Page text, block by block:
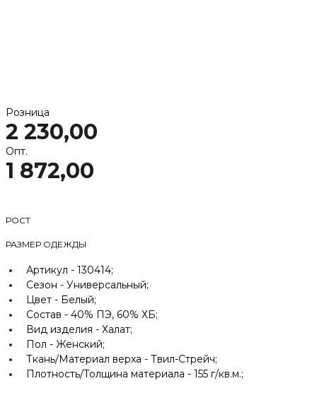
Розница
2 230,00
Опт.
1 872,00
РОСТ
РАЗМЕР ОДЕЖДЫ
Артикул - 130414;
Сезон - Универсальный;
Цвет - Белый;
Состав - 40% ПЭ, 60% ХБ;
Вид изделия - Халат;
Пол - Женский;
Ткань/Материал верха - Твил-Стрейч;
Плотность/Толщина материала - 155 г/кв.м.;